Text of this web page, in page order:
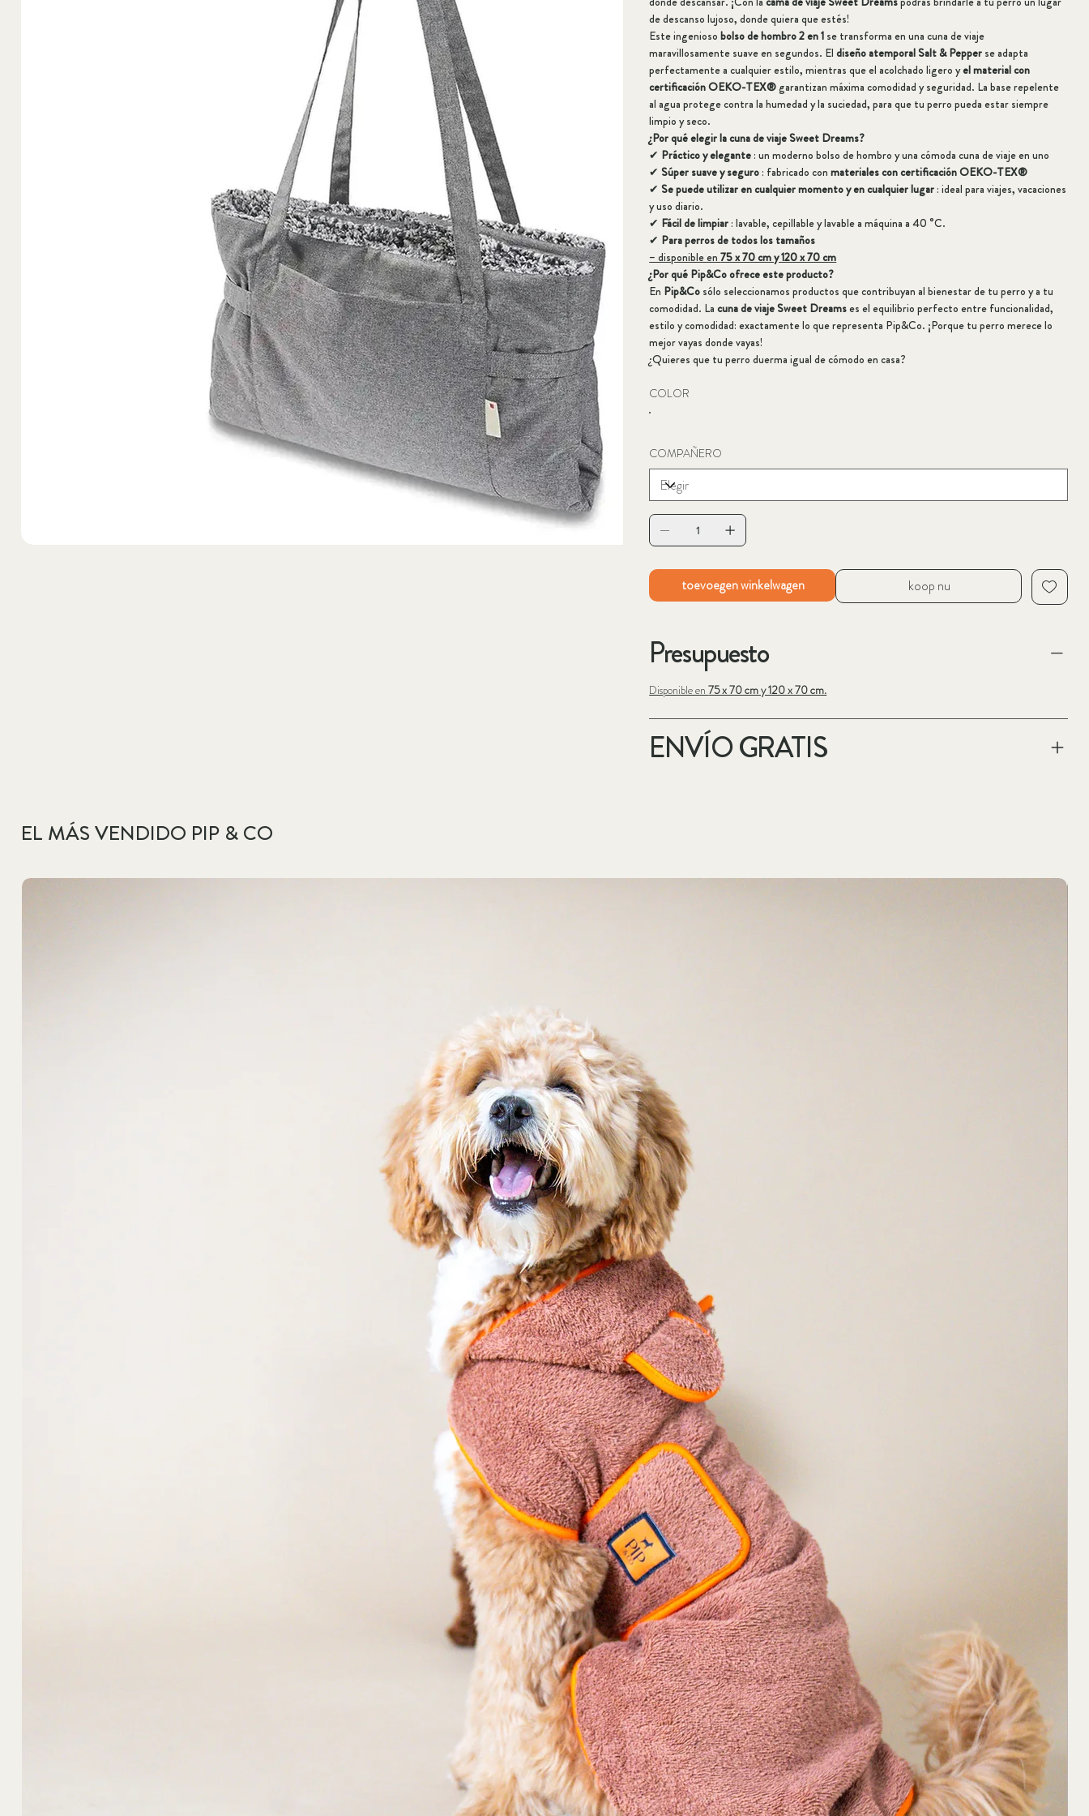
de descanso lujoso, donde quiera que estés!
Este ingeniosobolso de hombro 2 en 1 se transforma en una cuna de viaje
maravillosamente suave en segundos. Eldiseño atemporal Salt & Pepper se adapta
perfectamente a cualquier estilo, mientras que el acolchado ligero yel material con
certificación OEKO-TEX®garantizan máxima comodidad y seguridad. La base repelente
al agua protege contra la humedad y la suciedad, para que tu perro pueda estar siempre
limpio y seco.
¿Por qué elegir la cuna de viaje Sweet Dreams?
✔ Práctico y elegante : un moderno bolso de hombro y una cómoda cuna de viaje en uno
✔Súper suave y seguro : fabricado conmateriales con certificación OEKO-TEX®
✔Se puede utilizar en cualquier momento y en cualquier lugar : ideal para viajes, vacaciones
y uso diario.
✔ Fácil de limpiar : lavable, cepillable y lavable a máquina a 40 °C.
✔ Para perros de todos los tamaños
– disponible en75 x 70 cm y 120 x 70 cm
¿Por qué Pip&Co ofrece este producto?
En Pip&Co sólo seleccionamos productos que contribuyan al bienestar de tu perro y a tu
comodidad. Lacuna de viaje Sweet Dreamses el equilibrio perfecto entre funcionalidad,
estilo y comodidad: exactamente lo que representa Pip&Co. ¡Porque tu perro merece lo
mejor vayas donde vayas!
¿Quieres que tu perro duerma igual de cómodo en casa?
COLOR
COMPAÑERO
toevoegen winkelwagen koop nu
Presupuesto
Disponible en75 x 70 cm y 120 x 70 cm.
ENVÍO GRATIS
EL MÁS VENDIDO PIP & CO